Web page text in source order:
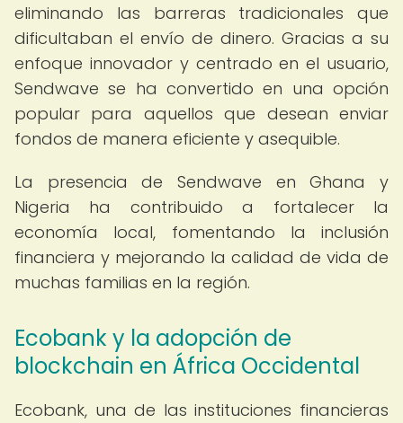
eliminando las barreras tradicionales que
dificultaban el envío de dinero. Gracias a su
enfoque innovador y centrado en el usuario,
Sendwave se ha convertido en una opción
popular para aquellos que desean enviar
fondos de manera eficiente y asequible.
La presencia de Sendwave en Ghana y
Nigeria ha contribuido a fortalecer la
economía local, fomentando la inclusión
financiera y mejorando la calidad de vida de
muchas familias en la región.
Ecobank y la adopción de
blockchain en África Occidental
Ecobank, una de las instituciones financieras